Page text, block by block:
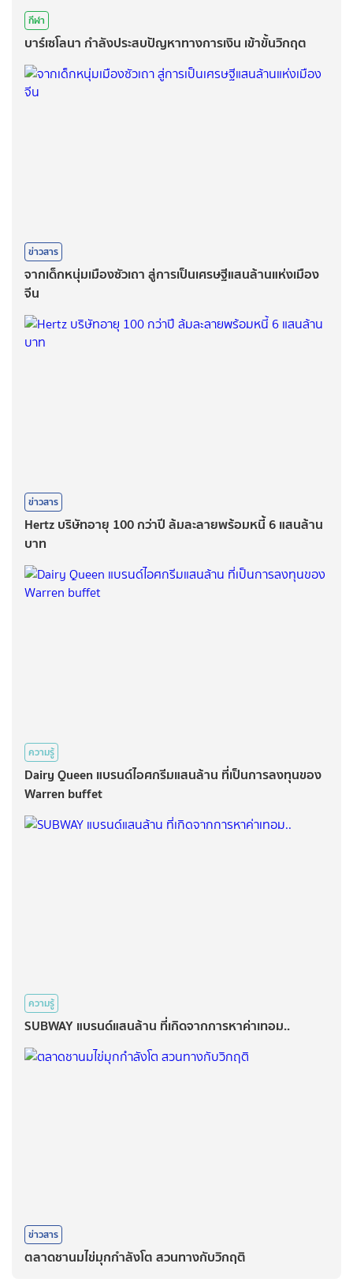
กีฬา
บาร์เซโลนา กำลังประสบปัญหาทางการเงิน เข้าขั้นวิกฤต
ข่าวสาร
จากเด็กหนุ่มเมืองซัวเถา สู่การเป็นเศรษฐีแสนล้านแห่งเมือง
จีน
ข่าวสาร
Hertz บริษัทอายุ 100 กว่าปี ล้มละลายพร้อมหนี้ 6 แสนล้าน
บาท
ความรู้
Dairy Queen แบรนด์ไอศกรีมแสนล้าน ที่เป็นการลงทุนของ
Warren buffet
ความรู้
SUBWAY แบรนด์แสนล้าน ที่เกิดจากการหาค่าเทอม..
ข่าวสาร
ตลาดชานมไข่มุกกำลังโต สวนทางกับวิกฤติ